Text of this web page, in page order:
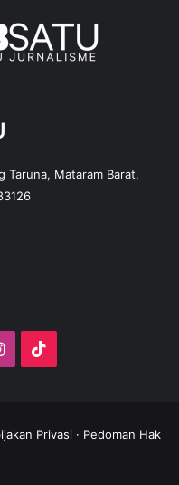
Taruna, Mataram Barat,
Instagram
Privasi · Pedoman Hak